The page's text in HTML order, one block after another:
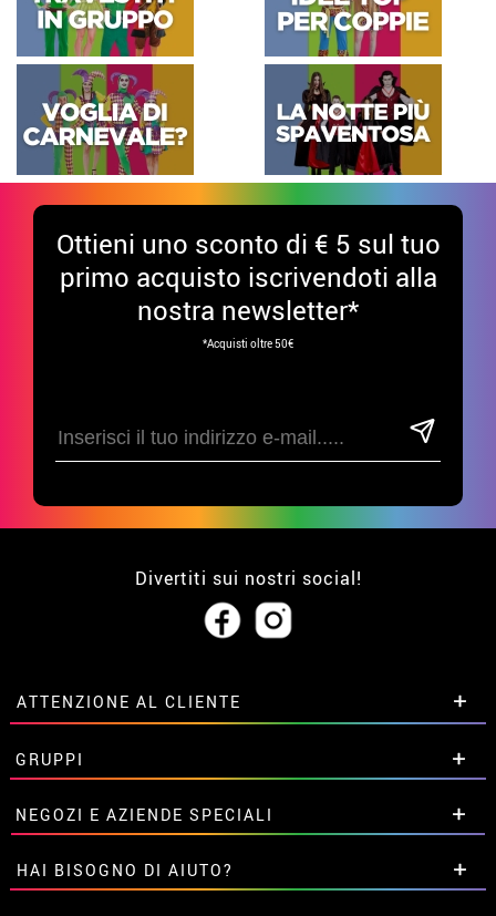
Ottieni uno sconto di € 5 sul tuo
primo acquisto iscrivendoti alla
nostra newsletter*
*Acquisti oltre 50€
Divertiti sui nostri social!
ATTENZIONE AL CLIENTE
• Su di noi
• Condizioni di vendita
• Avviso legale privacy
• Attenzione al cliente
• Utilizzo dei cookies
•Impostazioni dei cookie
GRUPPI
Sconti speciali per gruppi.
Contattaci qui
NEGOZI E AZIENDE SPECIALI
Sconti speciali per gruppi.
Contattaci qui
HAI BISOGNO DI AIUTO?